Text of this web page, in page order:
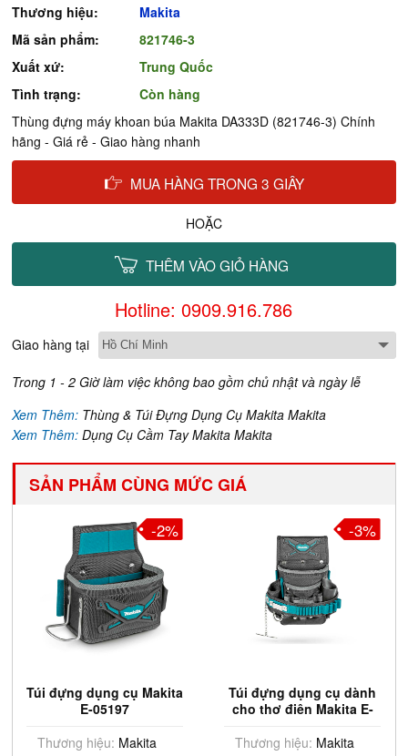
Thương hiệu:
Makita
Mã sản phẩm:
821746-3
Xuất xứ:
Trung Quốc
Tình trạng:
Còn hàng
Thùng đựng máy khoan búa Makita DA333D (821746-3) Chính
hãng - Giá rẻ - Giao hàng nhanh
MUA HÀNG TRONG 3 GIÂY
HOẶC
THÊM VÀO GIỎ HÀNG
Hotline: 0909.916.786
Giao hàng tại
Trong 1 - 2 Giờ làm việc không bao gồm chủ nhật và ngày lễ
Xem Thêm: Thùng & Túi Đựng Dụng Cụ Makita Makita
Xem Thêm:Dụng Cụ Cầm Tay Makita Makita
SẢN PHẨM CÙNG MỨC GIÁ
Túi đựng dụng cụ Makita
E-05197
Thương hiệu: Makita
-2%
Túi đựng dụng cụ dành
cho thợ điện Makita E-
Thương hiệu: Makita
-3%